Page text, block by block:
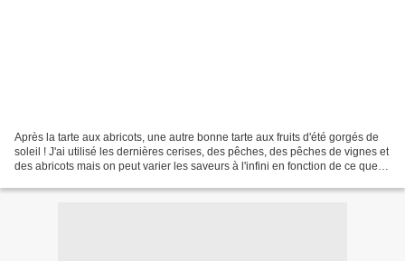
Après la tarte aux abricots, une autre bonne tarte aux fruits d'été gorgés de
soleil ! J'ai utilisé les dernières cerises, des pêches, des pêches de vignes et
des abricots mais on peut varier les saveurs à l'infini en fonction de ce que